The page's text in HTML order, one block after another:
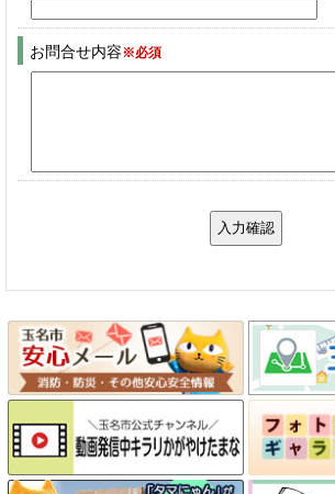
お問合せ内容※必須